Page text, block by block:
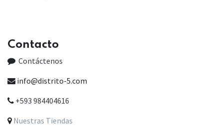
Contacto
Contáctenos
info@distrito-5.com
+593 984404616
Nuestras Tiendas